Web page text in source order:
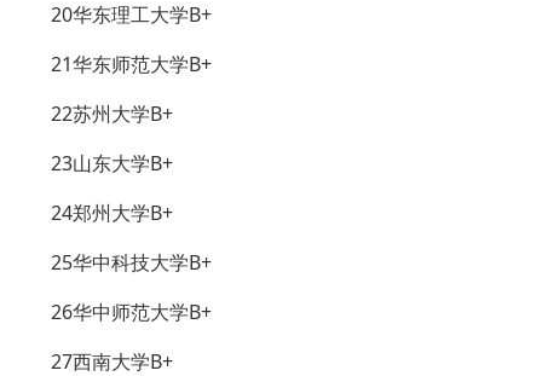
20华东理工大学B+
21华东师范大学B+
22苏州大学B+
23山东大学B+
24郑州大学B+
25华中科技大学B+
26华中师范大学B+
27西南大学B+